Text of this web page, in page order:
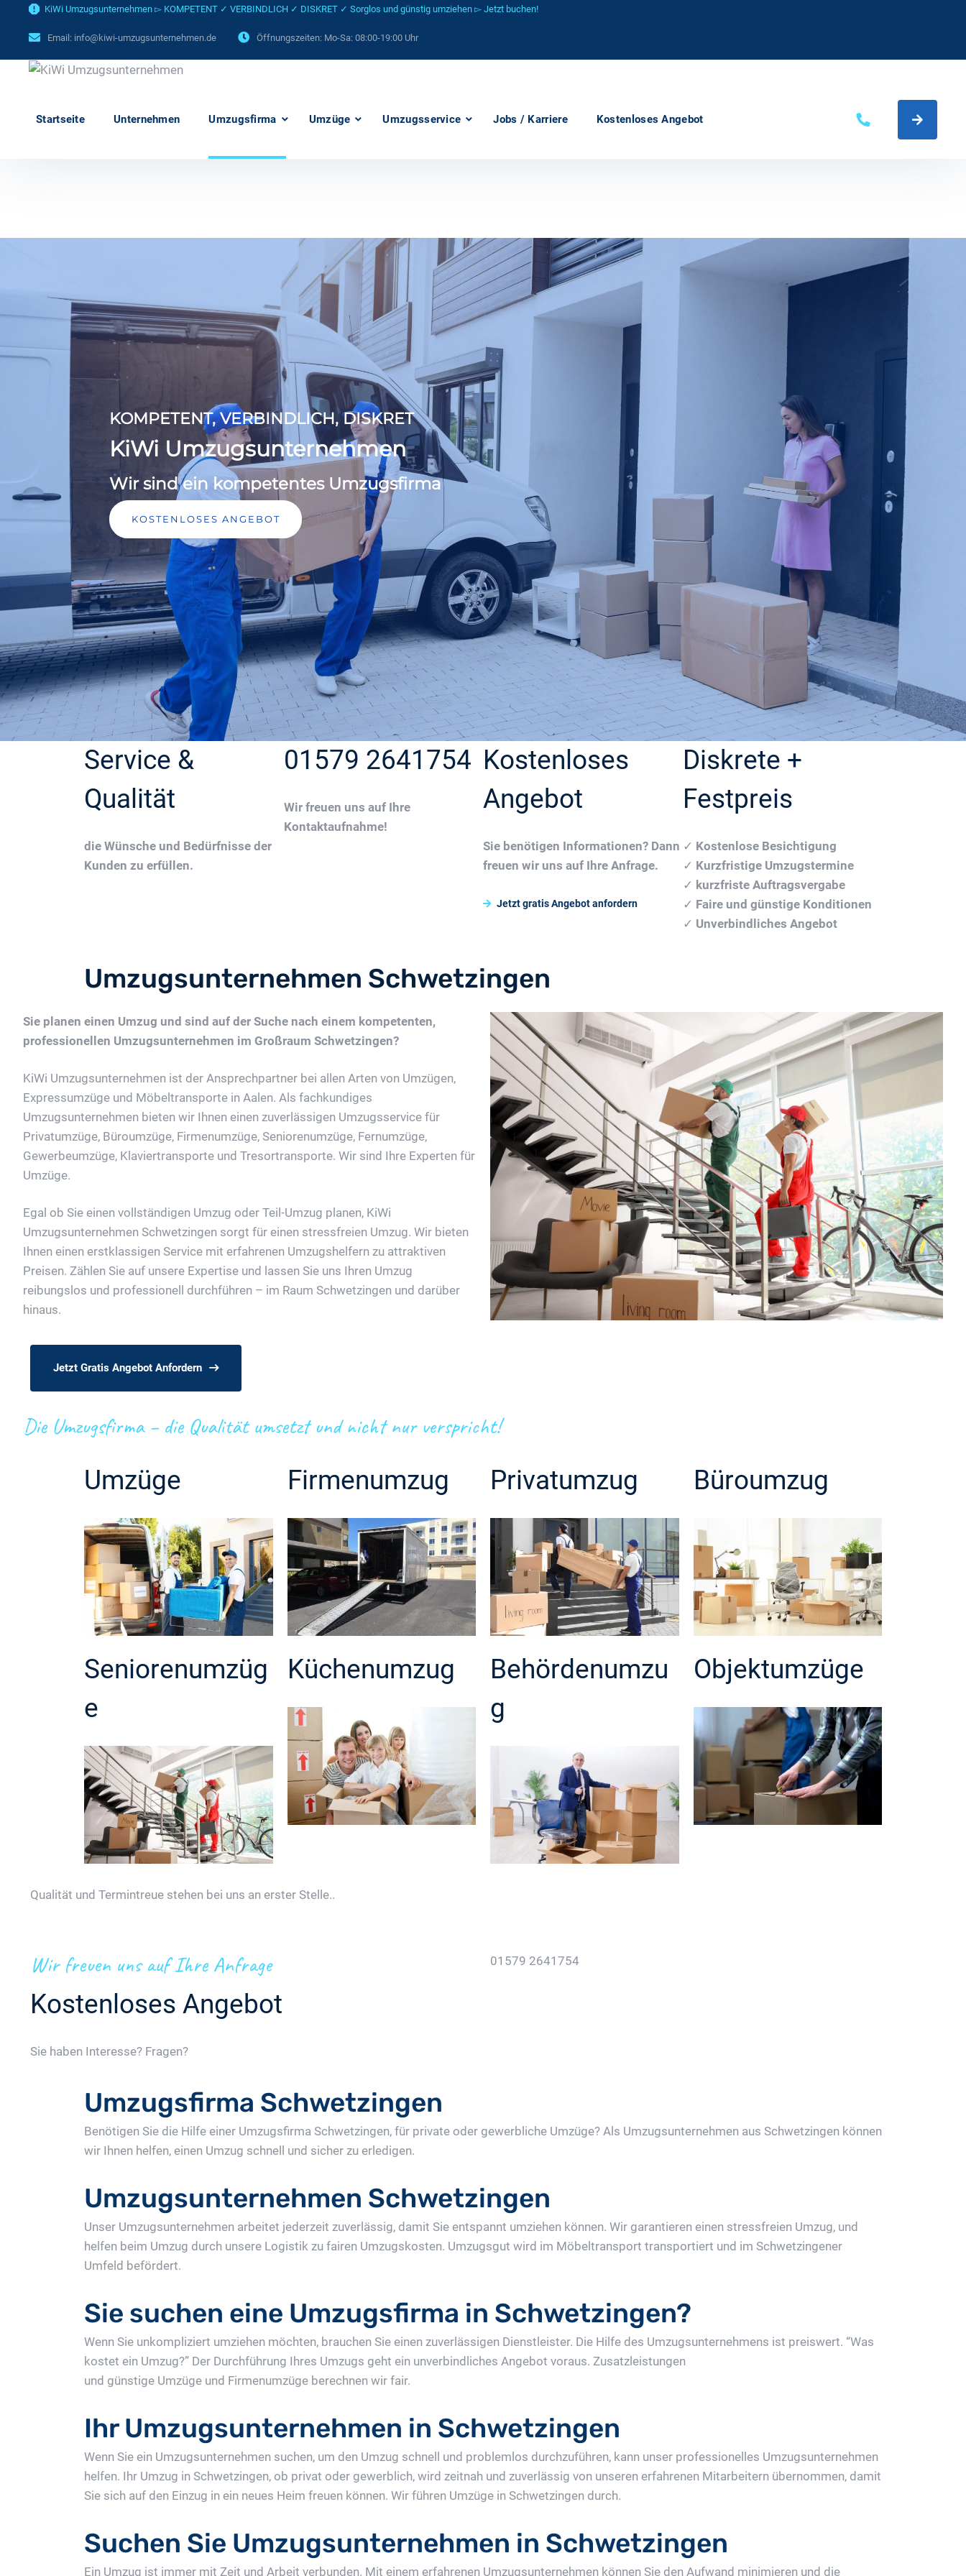
KiWi Umzugsunternehmen ▻ KOMPETENT ✓ VERBINDLICH ✓ DISKRET ✓ Sorglos und günstig umziehen ▻ Jetzt buchen!
Email: info@kiwi-umzugsunternehmen.de Öffnungszeiten: Mo-Sa: 08:00-19:00 Uhr
Startseite Unternehmen Umzugsfirma Umzüge Umzugsservice Jobs / Karriere Kostenloses Angebot
KOMPETENT, VERBINDLICH, DISKRET
KiWi Umzugsunternehmen
Wir sind ein kompetentes Umzugsfirma
KOSTENLOSES ANGEBOT
Service &
Qualität
die Wünsche und Bedürfnisse der
Kunden zu erfüllen.
01579 2641754
Wir freuen uns auf Ihre
Kontaktaufnahme!
Kostenloses
Angebot
Sie benötigen Informationen? Dann
freuen wir uns auf Ihre Anfrage.
Jetzt gratis Angebot anfordern
Diskrete +
Festpreis
✓ Kostenlose Besichtigung
✓ Kurzfristige Umzugstermine
✓ kurzfriste Auftragsvergabe
✓ Faire und günstige Konditionen
✓ Unverbindliches Angebot
Umzugsunternehmen Schwetzingen
Sie planen einen Umzug und sind auf der Suche nach einem kompetenten,
professionellen Umzugsunternehmen im Großraum Schwetzingen?
KiWi Umzugsunternehmen ist der Ansprechpartner bei allen Arten von Umzügen,
Expressumzüge und Möbeltransporte in Aalen. Als fachkundiges
Umzugsunternehmen bieten wir Ihnen einen zuverlässigen Umzugsservice für
Privatumzüge, Büroumzüge, Firmenumzüge, Seniorenumzüge, Fernumzüge,
Gewerbeumzüge, Klaviertransporte und Tresortransporte. Wir sind Ihre Experten für
Umzüge.
Egal ob Sie einen vollständigen Umzug oder Teil-Umzug planen, KiWi
Umzugsunternehmen Schwetzingen sorgt für einen stressfreien Umzug. Wir bieten
Ihnen einen erstklassigen Service mit erfahrenen Umzugshelfern zu attraktiven
Preisen. Zählen Sie auf unsere Expertise und lassen Sie uns Ihren Umzug
reibungslos und professionell durchführen – im Raum Schwetzingen und darüber
hinaus.
Jetzt Gratis Angebot Anfordern
Die Umzugsfirma – die Qualität umsetzt und nicht nur verspricht!
Umzüge Firmenumzug Privatumzug Büroumzug
Seniorenumzüg
e
Küchenumzug
Behördenumzu
g
Objektumzüge
Qualität und Termintreue stehen bei uns an erster Stelle..
Wir freuen uns auf Ihre Anfrage
Kostenloses Angebot
Sie haben Interesse? Fragen?
01579 2641754
Umzugsfirma Schwetzingen
Benötigen Sie die Hilfe einer Umzugsfirma Schwetzingen, für private oder gewerbliche Umzüge? Als Umzugsunternehmen aus Schwetzingen können
wir Ihnen helfen, einen Umzug schnell und sicher zu erledigen.
Umzugsunternehmen Schwetzingen
Unser Umzugsunternehmen arbeitet jederzeit zuverlässig, damit Sie entspannt umziehen können. Wir garantieren einen stressfreien Umzug, und
helfen beim Umzug durch unsere Logistik zu fairen Umzugskosten. Umzugsgut wird im Möbeltransport transportiert und im Schwetzingener
Umfeld befördert.
Sie suchen eine Umzugsfirma in Schwetzingen?
Wenn Sie unkompliziert umziehen möchten, brauchen Sie einen zuverlässigen Dienstleister. Die Hilfe des Umzugsunternehmens ist preiswert. “Was
kostet ein Umzug?” Der Durchführung Ihres Umzugs geht ein unverbindliches Angebot voraus. Zusatzleistungen
und günstige Umzüge und Firmenumzüge berechnen wir fair.
Ihr Umzugsunternehmen in Schwetzingen
Wenn Sie ein Umzugsunternehmen suchen, um den Umzug schnell und problemlos durchzuführen, kann unser professionelles Umzugsunternehmen
helfen. Ihr Umzug in Schwetzingen, ob privat oder gewerblich, wird zeitnah und zuverlässig von unseren erfahrenen Mitarbeitern übernommen, damit
Sie sich auf den Einzug in ein neues Heim freuen können. Wir führen Umzüge in Schwetzingen durch.
Suchen Sie Umzugsunternehmen in Schwetzingen
Ein Umzug ist immer mit Zeit und Arbeit verbunden. Mit einem erfahrenen Umzugsunternehmen können Sie den Aufwand minimieren und die